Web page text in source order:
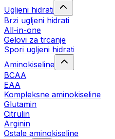
Ugljeni hidrati
Brzi ugljeni hidrati
All-in-one
Gelovi za trcanje
Spori ugljeni hidrati
Aminokiseline
BCAA
ЕАА
Kompleksne aminokiseline
Glutamin
Citrulin
Arginin
Ostale aminokiseline